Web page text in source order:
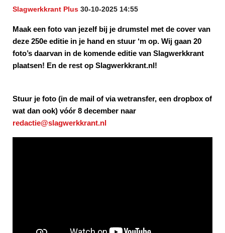
Slagwerkkrant Plus 30-10-2025 14:55
Maak een foto van jezelf bij je drumstel met de cover van
deze 250e editie in je hand en stuur ‘m op. Wij gaan 20
foto’s daarvan in de komende editie van Slagwerkkrant
plaatsen! En de rest op Slagwerkkrant.nl!
Stuur je foto (in de mail of via wetransfer, een dropbox of
wat dan ook) vóór 8 december naar
redactie@slagwerkkrant.nl